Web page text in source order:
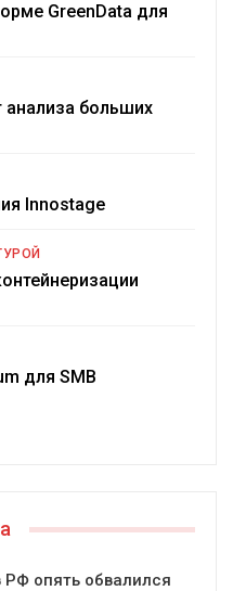
GreenData для
анализа больших
Innostage
для SMB
опять обвалился